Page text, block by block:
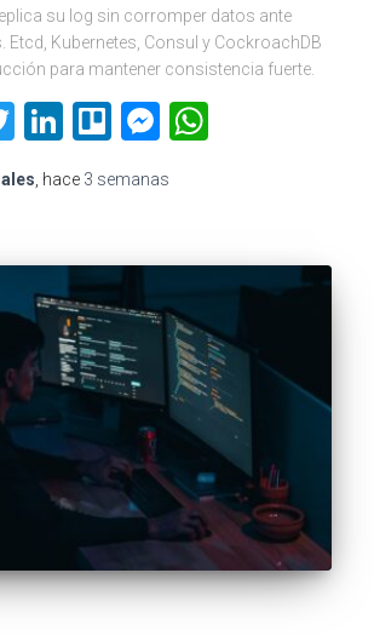
su log sin corromper datos ante
Etcd, Kubernetes, Consul y CockroachDB
para mantener consistencia fuerte.
Twitter
LinkedIn
TrelloMessenger
, hace 3 semanas